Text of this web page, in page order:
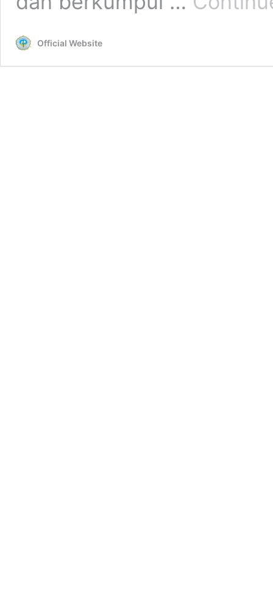
Official Website